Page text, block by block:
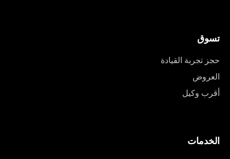
تسوق
حجز تجربة القيادة
العروض
أقرب وكيل
الخدمات